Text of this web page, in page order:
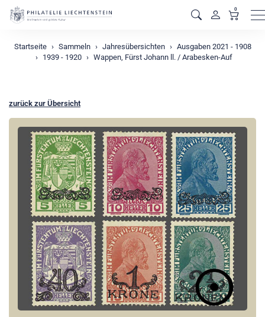
0
Startseite Sammeln Jahresübersichten
Ausgaben 2021 - 1908
1939 - 1920
Wappen, Fürst Johann ll. / Arabesken-Auf
zurück zur Übersicht